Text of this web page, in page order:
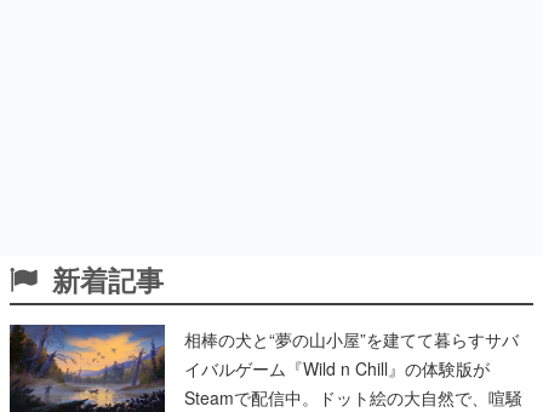
新着記事
相棒の犬と“夢の山小屋”を建てて暮らすサバ
イバルゲーム『Wild n Chill』の体験版が
Steamで配信中。ドット絵の大自然で、喧騒